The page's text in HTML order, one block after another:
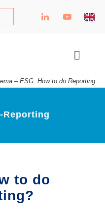
Toggle
– ESG: How to do Reporting
Reporting
to do